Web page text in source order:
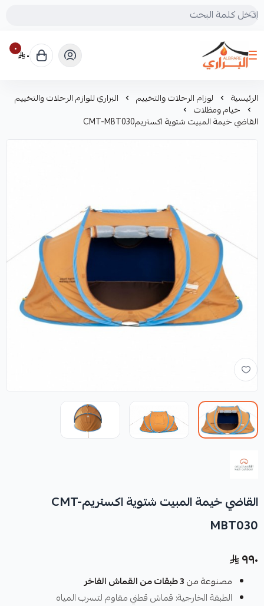
البراري للرحلات
٠ ٠
الرئيسية لوزام الرحلات والتخييم البراري للوازم الرحلات والتخييم
خيام ومظلات
القاضي خيمة المبيت شتوية اكستريمCMT-MBT030
القاضي خيمة المبيت شتوية اكستريمCMT-
MBT030
٩٩٠
مصنوعة من3 طبقات من القماش الفاخر
الطبقة الخارجية: قماش قطني مقاوم لتسرب المياه